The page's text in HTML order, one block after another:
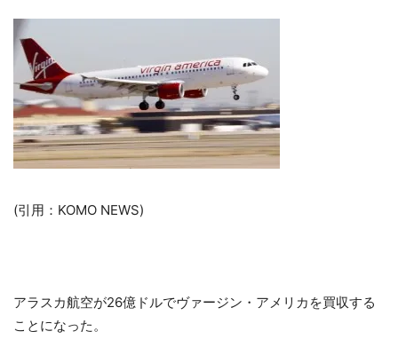
(引用：KOMO NEWS)
アラスカ航空が26億ドルでヴァージン・アメリカを買収する
ことになった。